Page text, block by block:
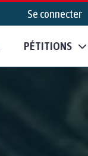
Se connecter
PÉTITIONS